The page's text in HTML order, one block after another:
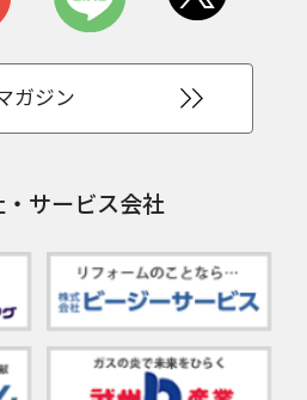
ガジン
サービス会社